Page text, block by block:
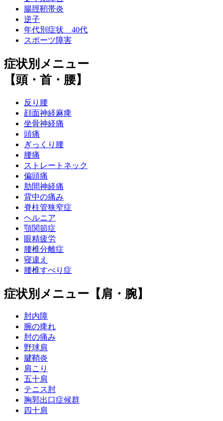
腸脛靭帯炎
逆子
年代別症状 40代
スポーツ障害
症状別メニュー
【頭・首・腰】
反り腰
顔面神経麻痺
坐骨神経痛
頭痛
ぎっくり腰
腰痛
ストレートネック
偏頭痛
肋間神経痛
背中の痛み
脊柱管狭窄症
ヘルニア
顎関節症
眼精疲労
腰椎分離症
寝違え
腰椎すべり症
症状別メニュー【肩・腕】
肘内障
腕の痺れ
肘の痛み
野球肩
腱鞘炎
肩こり
五十肩
テニス肘
胸郭出口症候群
四十肩